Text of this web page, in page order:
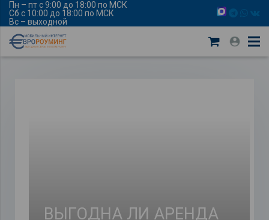
Пн – пт с 9:00 до 18:00 по МСК
Сб с 10:00 до 18:00 по МСК
Вс – выходной
ВЫГОДНА ЛИ АРЕНДА